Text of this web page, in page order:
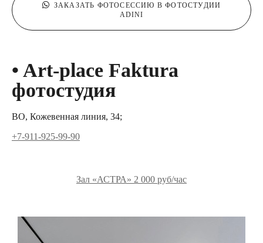
ЗАКАЗАТЬ ФОТОСЕССИЮ В ФОТОСТУДИИ
ADINI
• Art-place Faktura
фотостудия
ВО, Кожевенная линия, 34;
+7-911-925-99-90
Зал «АСТРА» 2 000 руб/час